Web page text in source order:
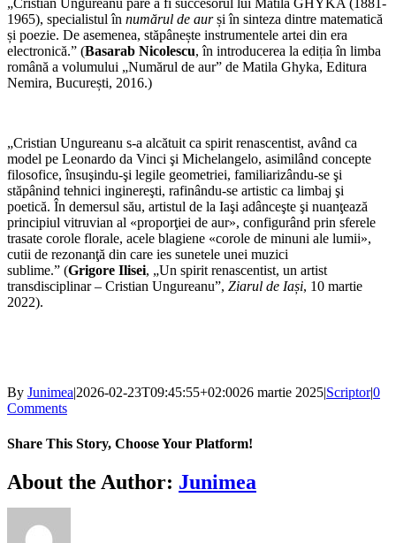
„Cristian Ungureanu pare a fi succesorul lui Matila GHYKA (1881-
1965), specialistul în numărul de aurși în sinteza dintre matematică
și poezie. De asemenea, stăpânește instrumentele artei din era
electronică.” (Basarab Nicolescu, în introducerea la ediția în limba
română a volumului „Numărul de aur” de Matila Ghyka, Editura
Nemira, București, 2016.)
„Cristian Ungureanu s-a alcătuit ca spirit renascentist, având ca
model pe Leonardo da Vinci şi Michelangelo, asimilând concepte
filosofice, însuşindu-şi legile geometriei, familiarizându-se şi
stăpânind tehnici inginereşti, rafinându-se artistic ca limbaj şi
poetică. În demersul său, artistul de la Iaşi adânceşte şi nuanţează
principiul vitruvian al «proporţiei de aur», configurând prin sferele
trasate corole florale, acele blagiene «corole de minuni ale lumii»,
cutii de rezonanţă din care ies sunetele unei muzici
sublime.” (Grigore Ilisei, „Un spirit renascentist, un artist
transdisciplinar – Cristian Ungureanu”, Ziarul de Iași, 10 martie
2022).
By Junimea|2026-02-23T09:45:55+02:0026 martie 2025|Scriptor|0
Comments
Share This Story, Choose Your Platform!
Facebook
X
Bluesky
Reddit
LinkedIn
WhatsApp
Telegram
Tumblr
Xing
Email
Copy
Link
About the Author: Junimea